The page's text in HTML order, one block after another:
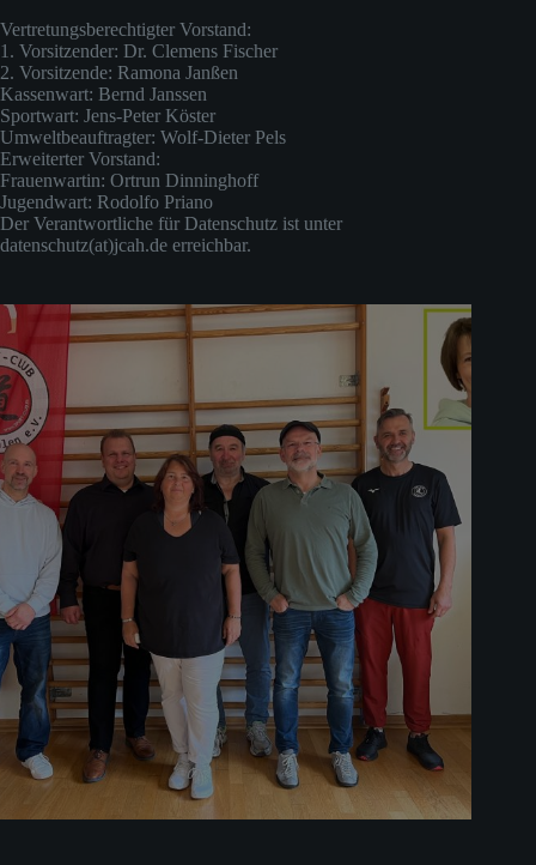
Vertretungsberechtigter Vorstand:
1. Vorsitzender: Dr. Clemens Fischer
2. Vorsitzende: Ramona Janßen
Kassenwart: Bernd Janssen
Sportwart: Jens-Peter Köster
Umweltbeauftragter: Wolf-Dieter Pels
Erweiterter Vorstand:
Frauenwartin: Ortrun Dinninghoff
Jugendwart: Rodolfo Priano
Der Verantwortliche für Datenschutz ist unter
datenschutz(at)jcah.de erreichbar.